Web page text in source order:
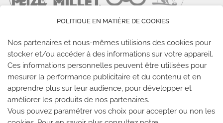
LES SALLES CLIMB UP
Climb Up vous accueille dans ses salles, partout en
France
POLITIQUE EN MATIÈRE DE COOKIES
Nos partenaires et nous-mêmes utilisions des cookies pour
stocker et/ou accéder à des informations sur votre appareil.
Ces informations personnelles peuvent être utilisées pour
mesurer la performance publicitaire et du contenu et en
apprendre plus sur leur audience, pour développer et
améliorer les produits de nos partenaires.
Vous pouvez paramétrer vos choix pour accepter ou non les